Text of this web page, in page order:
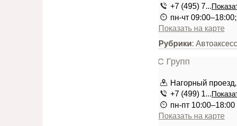
+7 (495) 7...
пн-чт
Показать на карте
Рубрики:
Нагорный
+7 (499) 1...
пн-пт 10:00–18:00
Показать на карте